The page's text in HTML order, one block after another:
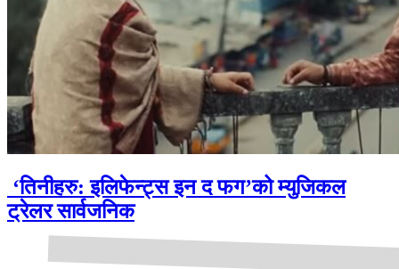
‘तिनीहरु: इलिफेन्ट्स इन द फग’को म्युजिकल
ट्रेलर सार्वजनिक